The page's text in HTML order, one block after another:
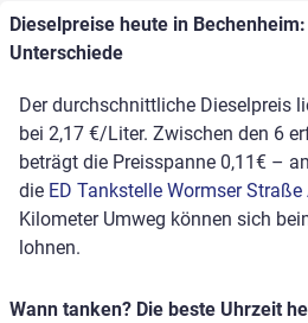
Dieselpreise heute in
Unterschiede
Der durchschnittliche Dieselpreis
bei 2,17 €/Liter. Zwischen den 6
beträgt die Preisspanne 0,11€ –
die ED Tankstelle Wormser Straße
Kilometer Umweg können sich
lohnen.
Wann tanken? Die beste Uhrzeit